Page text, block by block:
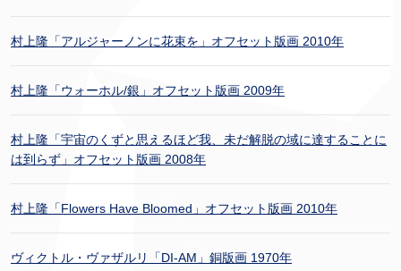
村上隆「アルジャーノンに花束を」オフセット版画 2010年
村上隆「ウォーホル/銀」オフセット版画 2009年
村上隆「宇宙のくずと思えるほど我、未だ解脱の域に達することに
は到らず」オフセット版画 2008年
村上隆「Flowers Have Bloomed」オフセット版画 2010年
ヴィクトル・ヴァザルリ「DI-AM」銅版画 1970年